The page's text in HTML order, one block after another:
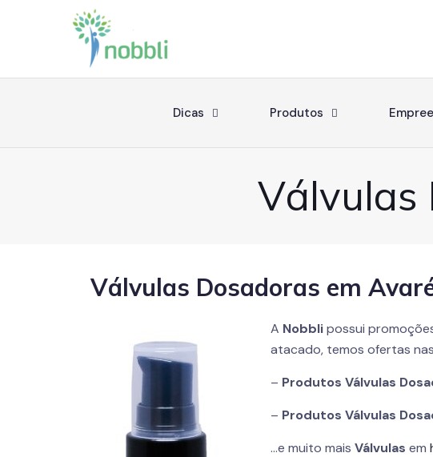
Dicas Produtos
Válvulas
Válvulas Dosadoras em
A Nobblipossui
atacado, temos ofertas
– Produtos Válvulas
– Produtos Válvulas
…e muito maisVálvulasem